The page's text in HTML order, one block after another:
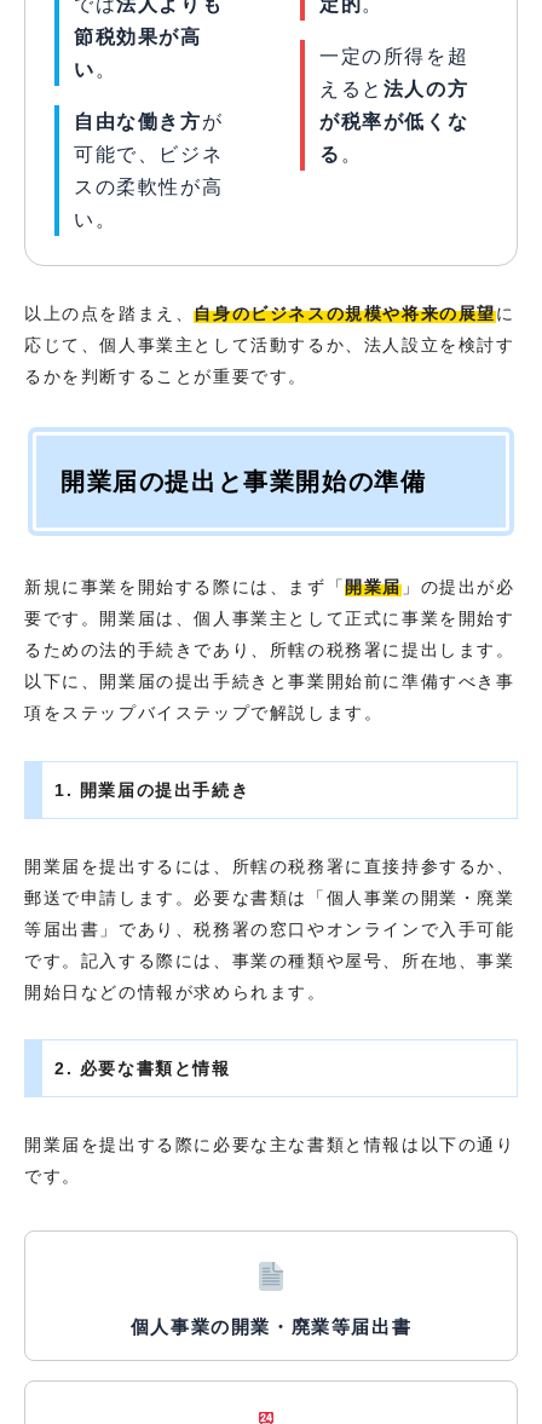
節税効果が高
い 。
自由な働き方が
可能で、ビジネ
スの柔軟性が高
い。
一定の所得を超
えると 法人の方
が税率が低くな
る 。
以上の点を踏まえ、自身のビジネスの規模や将来の展望に
応じて、個人事業主として活動するか、法人設立を検討す
るかを判断することが重要です。
開業届の提出と事業開始の準備
新規に事業を開始する際には、まず「開業届 」の提出が必
要です。開業届は、個人事業主として正式に事業を開始す
るための法的手続きであり、所轄の税務署に提出します。
以下に、開業届の提出手続きと事業開始前に準備すべき事
項をステップバイステップで解説します。
1. 開業届の提出手続き
開業届を提出するには、所轄の税務署に直接持参するか、
郵送で申請します。必要な書類は「個人事業の開業・廃業
等届出書」であり、税務署の窓口やオンラインで入手可能
です。記入する際には、事業の種類や屋号、所在地、事業
開始日などの情報が求められます。
2. 必要な書類と情報
開業届を提出する際に必要な主な書類と情報は以下の通り
です。
個人事業の開業・廃業等届出書